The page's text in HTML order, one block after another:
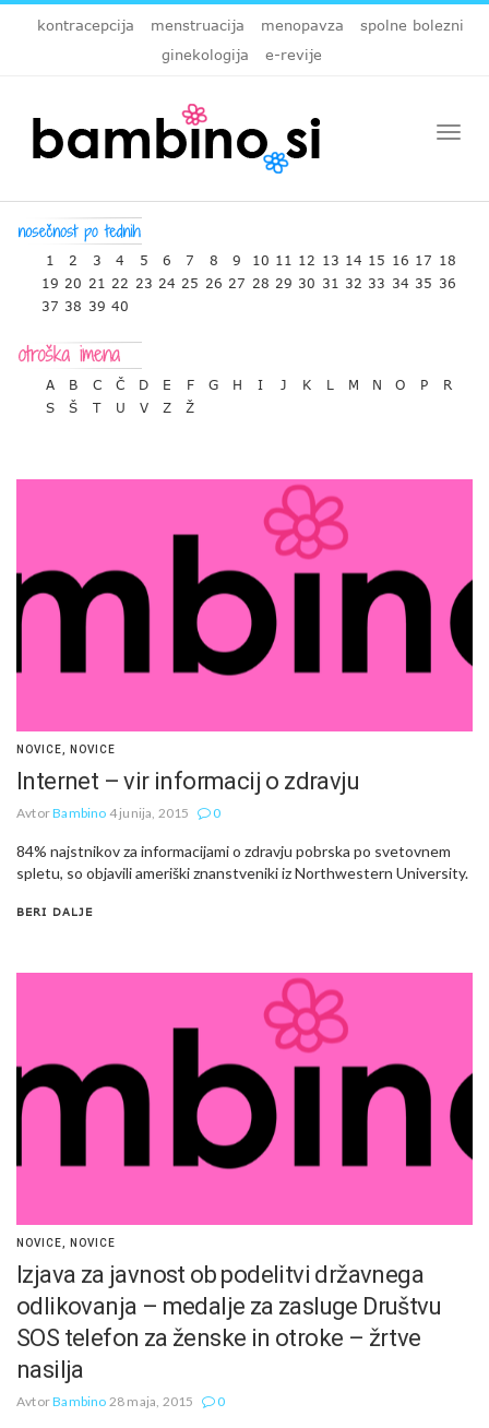
kontracepcija menstruacija menopavza
spolne bolezni
ginekologija
e-revije
1 2 3 4 5 6 7 8 9 10 11 12 13 14 15 16 17 18
19 20 21 22 23 24 25 26 27 28 29 30 31 32 33 34 35 36
37 38 39 40
A B C Č D E F G H I J K L M N O P
R
S
Š T U V Z Ž
NOVICE NOVICE
Internet – vir informacij o zdravju
AvtorBambino 4 junija, 2015 0
84% najstnikov za informacijami o zdravju pobrska po svetovnem
spletu, so objavili ameriški znanstveniki iz Northwestern University.
BERI DALJE
NOVICE NOVICE
Izjava za javnost ob podelitvi državnega
odlikovanja – medalje za zasluge Društvu
SOS telefon za ženske in otroke – žrtve
nasilja
AvtorBambino 28 maja, 2015 0